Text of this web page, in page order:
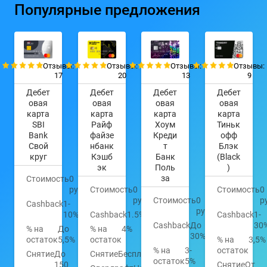
Популярные предложения
Отзывы:
17
Дебет
овая
карта
SBI
Bank
Свой
круг
Стоимость0
руб.
Cashback1-
10%
% на
остаток
До
5,5%
СнятиеДо
150
Отзывы:
20
Дебет
овая
карта
Райф
файзе
нбанк
Кэшб
эк
Стоимость0
руб.
Cashback1.5%
% на
остаток
4%
СнятиеБесплатно
Отзывы:
13
Дебет
овая
карта
Хоум
Креди
т
Банк
Поль
за
Стоимость0
руб.
CashbackДо
30%
% на
остаток
3-
5%
Отзывы:
9
Дебет
овая
карта
Тиньк
офф
Блэк
(Black
)
Стоимость0
Cashback1-
% на
остаток
3,5%
СнятиеОт